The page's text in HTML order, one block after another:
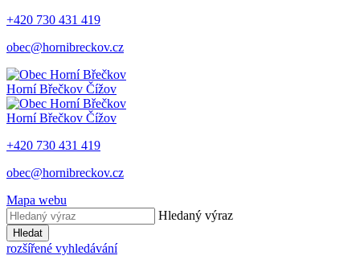
+420 730 431 419
obec@hornibreckov.cz
Horní Břečkov Čížov
Horní Břečkov Čížov
+420 730 431 419
obec@hornibreckov.cz
Mapa webu
Hledaný výraz
Hledat
rozšířené vyhledávání